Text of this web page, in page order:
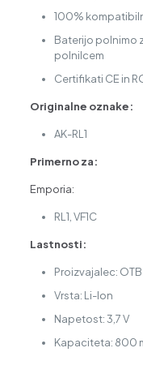
100%
Baterijo polnimo
polnilcem
Certifikati CE in
Originalne oznake:
AK-RL1
Primerno za:
Emporia:
RL1, VF1C
Lastnosti:
Proizvajalec: OTB
Vrsta: Li-Ion
Napetost: 3,7 V
Kapaciteta: 800